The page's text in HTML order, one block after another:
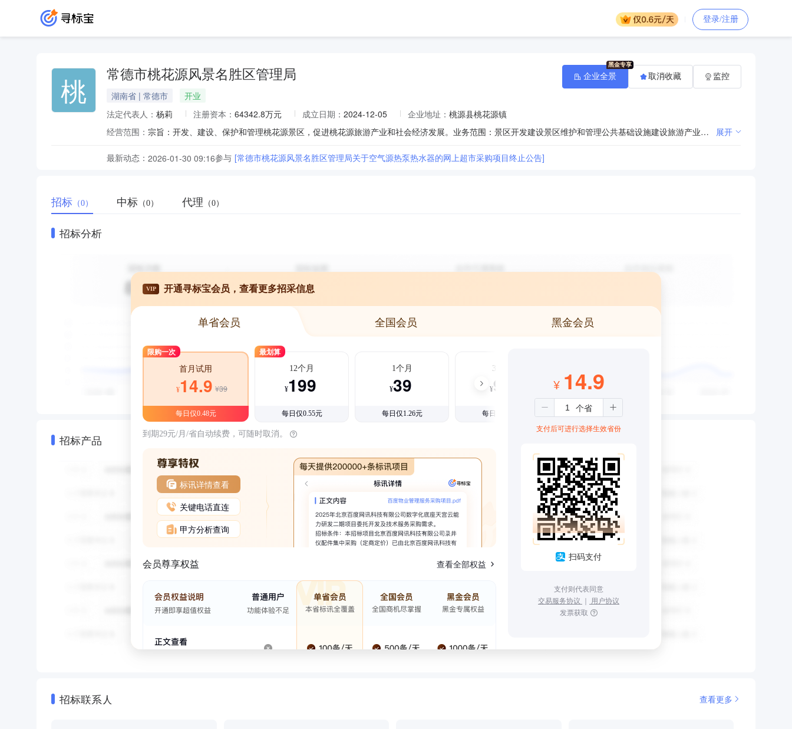
登录/注册
桃 常德市桃花源风景名胜区管理局
湖南省 | 常德市
开业
法定代表人： 杨莉 注册资本： 64342.8万元 成立日期： 2024-12-05 企业地址： 桃源县桃花源镇
经营范围：
宗旨：开发、建设、保护和管理桃花源景区，促进桃花源旅游产业和社会经济发展。业务范围：景区开发建设景区维护和管理公共基础设施建设旅游产业发展社会公共事务管理干部队伍管理和建设 展开
最新动态： 2026-01-30 09:16参与 [常德市桃花源风景名胜区管理局关于空气源热泵热水器的网上超市采购项目终止公告]
企业全景 取消收藏 监控
招标 （0） 中标 （0） 代理 （0）
招标分析
招标产品
VIP 开通寻标宝会员，查看更多招采信息
单省会员 全国会员 黑金会员
限购一次
首月试用
¥14.9 ¥39
每日仅0.48元
最划算
12个月
¥199
每日仅0.55元
1个月
¥39
每日仅1.26元
3个月
¥99
每日仅1.08元
到期29元/月/省自动续费，可随时取消。
标讯详情查看
关键电话直连
甲方分析查询
会员尊享权益 查看全部权益
¥ 14.9
支付后可进行选择生效省份
扫码支付
支付则代表同意
交易服务协议 ｜ 用户协议
发票获取
招标联系人 查看更多